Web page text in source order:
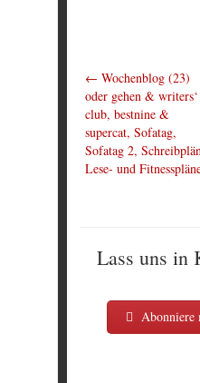
← Wochenblog (23)
oder gehen & writers‘
club, bestnine &
supercat, Sofatag,
Sofatag 2,
Lese- und
Lass uns in
Abonniere